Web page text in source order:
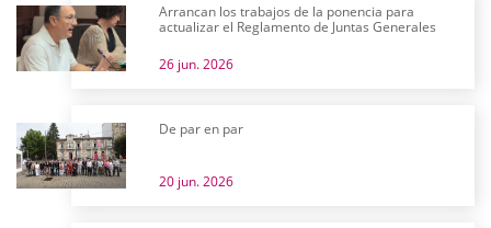
Arrancan los trabajos de la ponencia para
actualizar el Reglamento de Juntas Generales
26 jun. 2026
De par en par
20 jun. 2026